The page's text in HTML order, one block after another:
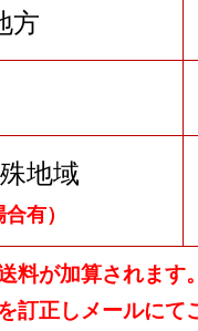
方
地域
有）
料が加算されます
訂正しメールにて